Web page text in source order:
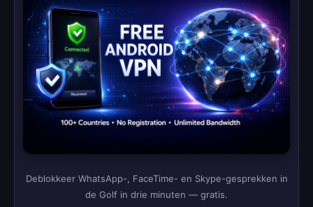
Deblokkeer WhatsApp-, FaceTime- en Skype-gesprekken in
de Golf in drie minuten — gratis.